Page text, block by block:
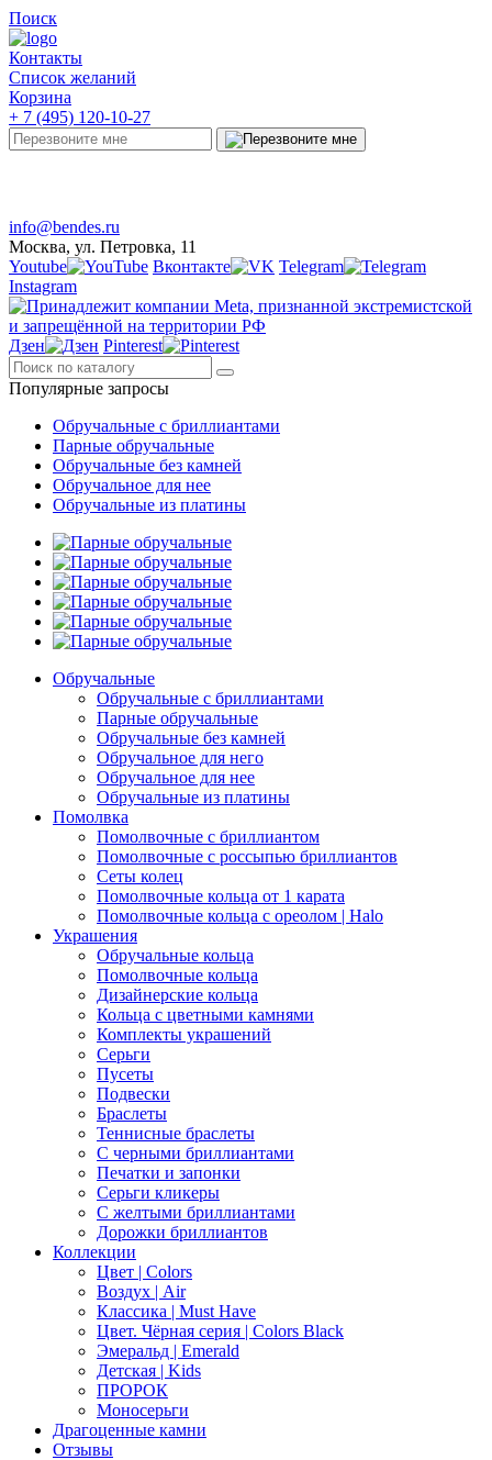
Поиск
Контакты
Список желаний
Корзина
+ 7 (495) 120-10-27
info@bendes.ru
Москва, ул. Петровка, 11
Youtube
Вконтакте
Telegram
Instagram
Дзен Pinterest
Популярные запросы
Обручальные с бриллиантами
Парные обручальные
Обручальные без камней
Обручальное для нее
Обручальные из платины
Обручальные
Обручальные с бриллиантами
Парные обручальные
Обручальные без камней
Обручальное для него
Обручальное для нее
Обручальные из платины
Помолвка
Помолвочные с бриллиантом
Помолвочные с россыпью бриллиантов
Сеты колец
Помолвочные кольца от 1 карата
Помолвочные кольца с ореолом | Halo
Украшения
Обручальные кольца
Помолвочные кольца
Дизайнерские кольца
Кольца с цветными камнями
Комплекты украшений
Серьги
Пусеты
Подвески
Браслеты
Теннисные браслеты
C черными бриллиантами
Печатки и запонки
Серьги кликеры
С желтыми бриллиантами
Дорожки бриллиантов
Коллекции
Цвет | Colors
Воздух | Air
Классика | Must Have
Цвет. Чёрная серия | Colors Black
Эмеральд | Emerald
Детская | Kids
ПРОРОК
Моносерьги
Драгоценные камни
Отзывы